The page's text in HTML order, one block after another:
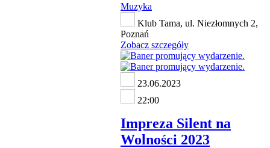
Muzyka
Klub Tama, ul. Niezłomnych 2,
Poznań
Zobacz szczegóły
23.06.2023
22:00
Impreza Silent na
Wolności 2023